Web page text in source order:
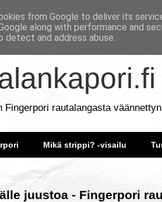
Fingerpori rautalangasta
Mikä strippi? -visailu
juustoa - Fingerpori
from Google to deliver its
along with performance and
detect and address abuse.